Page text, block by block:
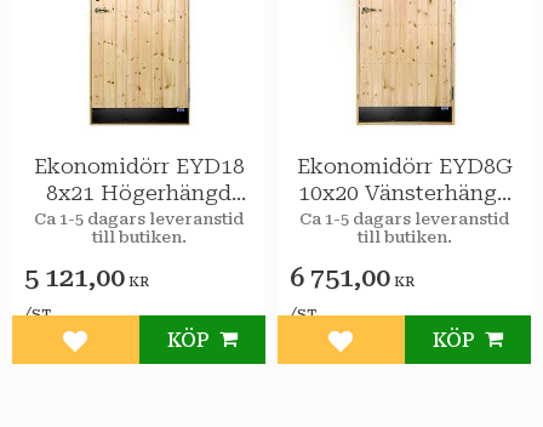
Ekonomidörr EYD18
8x21 Högerhängd
STAR Varmförråd
Ca 1-5 dagars leveranstid
till butiken.
5 121,00 KR
/ST
Lägg till i favoriter
KÖP
Ekonomidörr EYD8G
10x20 Vänsterhängd
STAR Varmförråd 2-
glas isolerruta
Ca 1-5 dagars leveranstid
till butiken.
6 751,00 KR
/ST
Lägg till i favoriter
KÖP